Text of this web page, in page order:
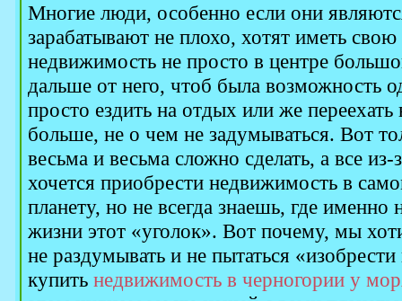
Многие люди, особенно если они
зарабатывают не плохо, хотят иметь
недвижимость не просто в центре
дальше от него, чтоб была возможность
просто ездить на отдых или же
больше, не о чем не задумываться. Вот
весьма и весьма сложно сделать, а все
хочется приобрести недвижимость в
планету, но не всегда знаешь, где
жизни этот «уголок». Вот почему, мы
не раздумывать и не пытаться
купить недвижимость в черногории у